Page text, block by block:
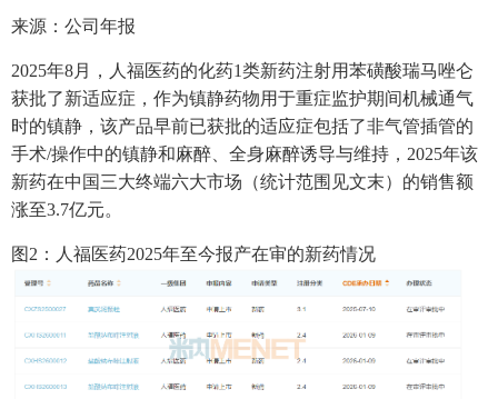
来源：公司年报
2025年8月，人福医药的化药1类新药注射用苯磺酸瑞马唑仑
获批了新适应症，作为镇静药物用于重症监护期间机械通气
时的镇静，该产品早前已获批的适应症包括了非气管插管的
手术/操作中的镇静和麻醉、全身麻醉诱导与维持，2025年该
新药在中国三大终端六大市场（统计范围见文末）的销售额
涨至3.7亿元。
图2：人福医药2025年至今报产在审的新药情况